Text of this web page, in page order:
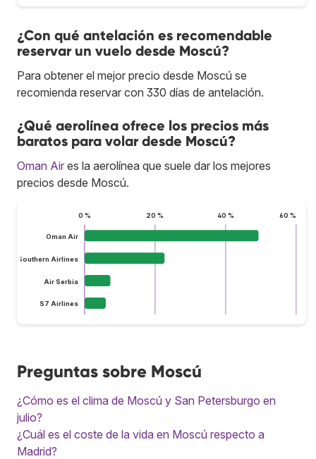
¿Con qué antelación es recomendable
reservar un vuelo desde Moscú?
Para obtener el mejor precio desde Moscú se
recomienda reservar con 330 días de antelación.
¿Qué aerolínea ofrece los precios más
baratos para volar desde Moscú?
Oman Air es la aerolínea que suele dar los mejores
precios desde Moscú.
0 % 20 % 40 % 60 %
Oman Air
Southern Airlines
Air Serbia
S7 Airlines
Preguntas sobre Moscú
¿Cómo es el clima de Moscú y San Petersburgo en
julio?
¿Cuál es el coste de la vida en Moscú respecto a
Madrid?